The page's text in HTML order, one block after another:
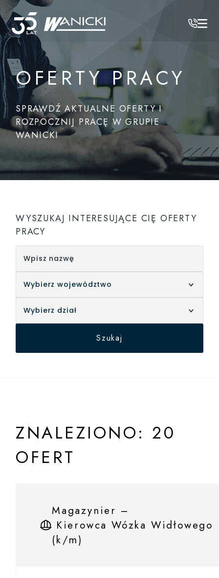
Wanicki Oferty pracy
OFERTY PRACY
SPRAWDŹ AKTUALNE OFERTY I
ROZPOCZNIJ PRACĘ W GRUPIE
WANICKI
WYSZUKAJ INTERESUJĄCE CIĘ OFERTY
PRACY
Szukaj
ZNALEZIONO: 20
OFERT
Magazynier –
Kierowca Wózka Widłowego
(k/m)